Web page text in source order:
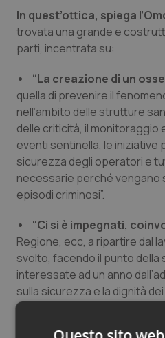
Rene & patologie
Salute orale & impianti
Sangue &
Tiroide
Tumore al seno
Tumore ovarico
Tumori del Polmone
Tumori
Ulcera & Reflusso
Vaccini
In quest’ottica, spiega
trovata una grande e
parti, incentrata su:
• “La creazione di un
quella di prevenire il
nell’ambito delle strutture
delle criticità, il monitoraggio
eventi sentinella, le iniziative
sicurezza degli operatori e
necessarie perché vengano
episodi criminosi”.
• “Ci si è impegnati,
Regione, ecc, a ripartire dal
svolto, facendo il punto della
interessate ad un anno
sulla sicurezza e la dignità
provvedimenti che ad oggi